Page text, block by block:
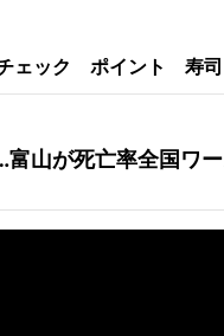
ェック ポイント 寿
富山が死亡率全国